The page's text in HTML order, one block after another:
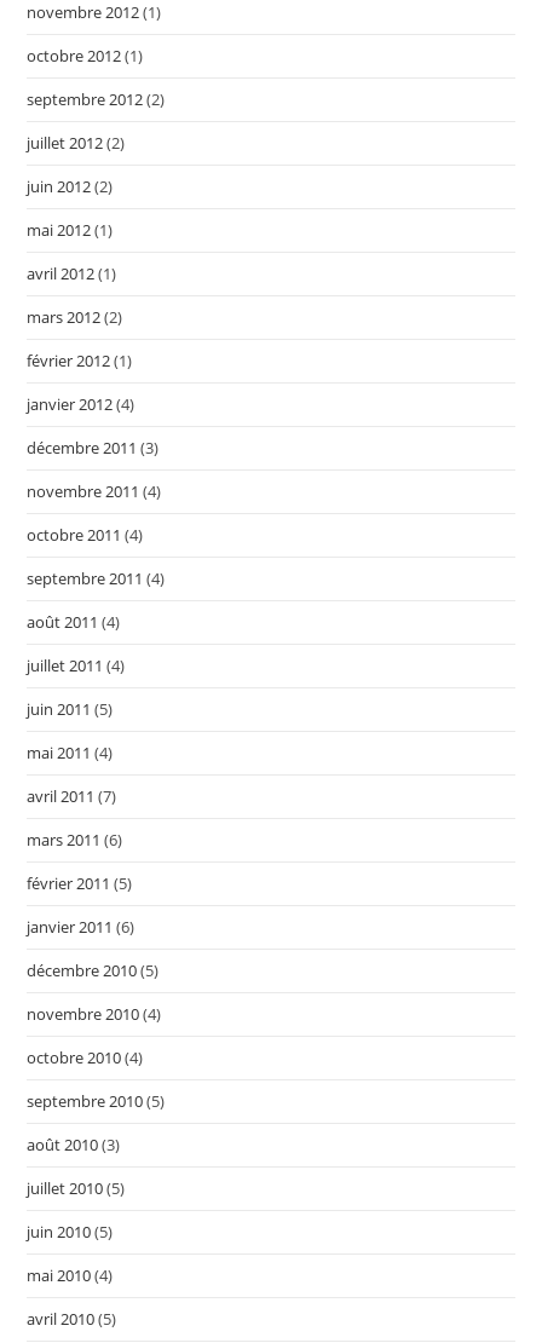
novembre 2012(1)
octobre 2012(1)
septembre 2012(2)
juillet 2012(2)
juin 2012(2)
mai 2012(1)
avril 2012(1)
mars 2012(2)
février 2012(1)
janvier 2012(4)
décembre 2011 (3)
novembre 2011 (4)
octobre 2011 (4)
septembre 2011 (4)
août 2011 (4)
juillet 2011 (4)
juin 2011 (5)
mai 2011 (4)
avril 2011 (7)
mars 2011 (6)
février 2011 (5)
janvier 2011 (6)
décembre 2010(5)
novembre 2010(4)
octobre 2010(4)
septembre 2010(5)
août 2010(3)
juillet 2010(5)
juin 2010(5)
mai 2010(4)
avril 2010(5)